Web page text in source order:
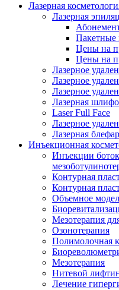
Лазерная
Лазерная
Пакетные
Цены на
Цены на
Лазерное
Лазерное
Лазерное
Лазерная
Laser Full Face
Лазерное
Лазерная
Инъекционная
Инъекции
Контурная
Контурная
Объемное
Мезотерапия
Озонотерапия
Полимолочная
Мезотерапия
Нитевой
Лечение